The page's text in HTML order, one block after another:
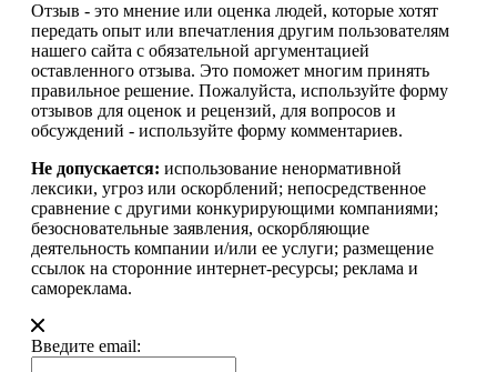
Отзыв - это мнение или оценка людей, которые хотят
передать опыт или впечатления другим пользователям
нашего сайта с обязательной аргументацией
оставленного отзыва. Это поможет многим принять
правильное решение. Пожалуйста, используйте форму
отзывов для оценок и рецензий, для вопросов и
обсуждений - используйте форму комментариев.
Не допускается: использование ненормативной
лексики, угроз или оскорблений; непосредственное
сравнение с другими конкурирующими компаниями;
безосновательные заявления, оскорбляющие
деятельность компании и/или ее услуги; размещение
ссылок на сторонние интернет-ресурсы; реклама и
самореклама.
Введите email: